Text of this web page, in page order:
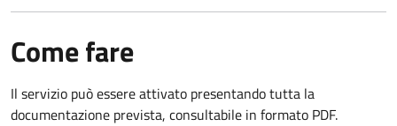
Come fare
Il servizio può essere attivato presentando tutta la
documentazione prevista, consultabile in formato PDF.